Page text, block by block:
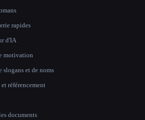
rapides
d'IA
motivation
slogans et de noms
référencement
documents